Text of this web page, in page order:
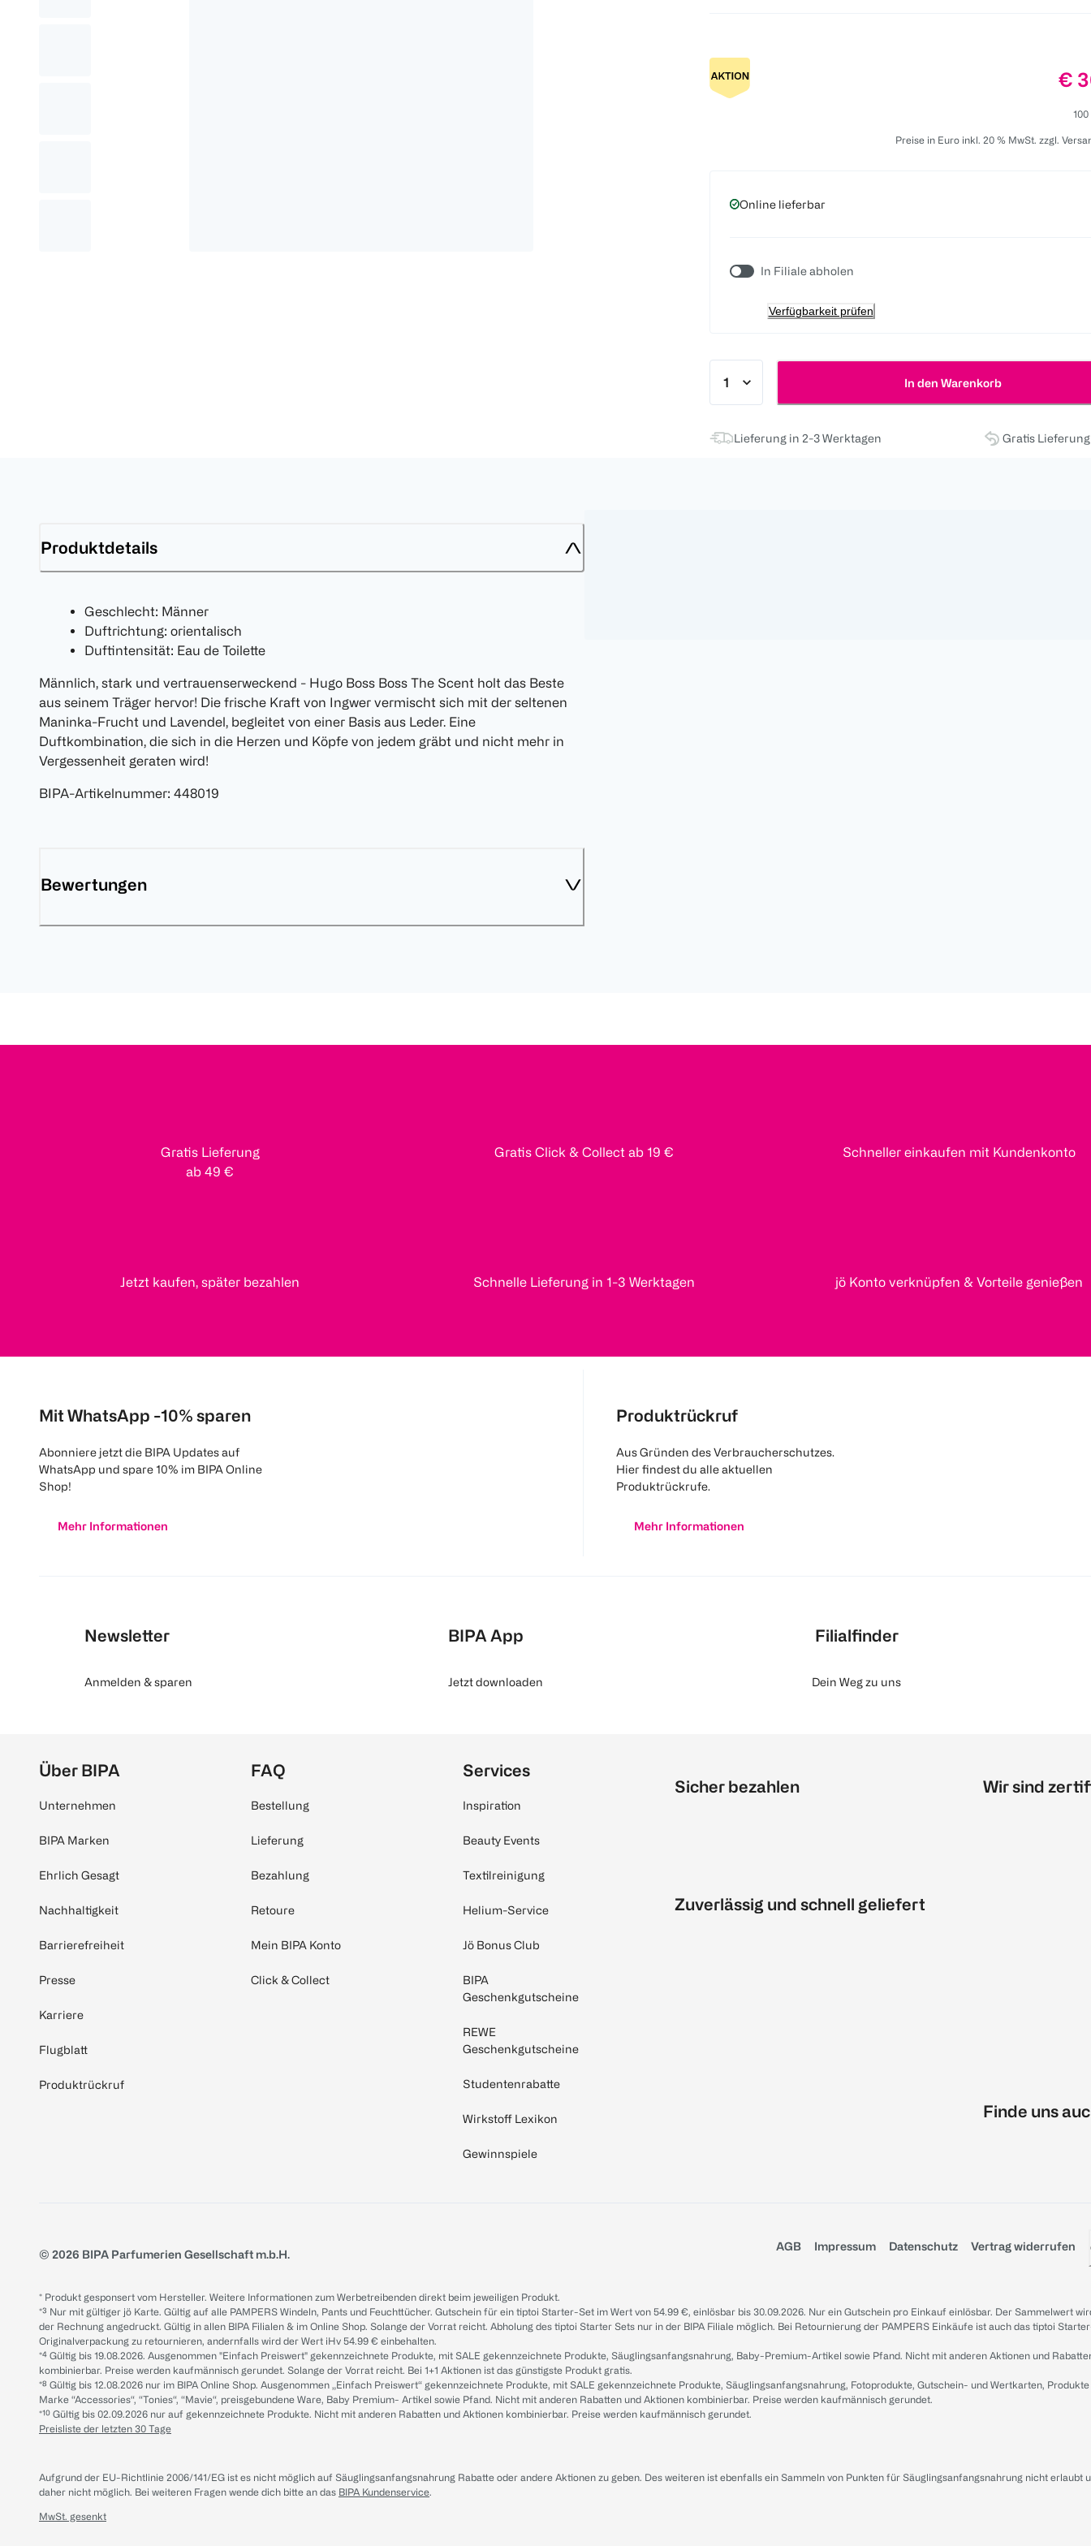
€
Preise in Euro inkl. 20 % MwSt. zzgl.
Online lieferbar
In Filiale abholen
Verfügbarkeit prüfen
In den Warenkorb
Lieferung in 2-3 Werktagen Gratis
Produktdetails
Geschlecht: Männer
Duftrichtung: orientalisch
Duftintensität: Eau de Toilette
Männlich, stark und vertrauenserweckend - Hugo Boss Boss The Scent holt das Beste
aus seinem Träger hervor! Die frische Kraft von Ingwer vermischt sich mit der seltenen
Maninka-Frucht und Lavendel, begleitet von einer Basis aus Leder. Eine
Duftkombination, die sich in die Herzen und Köpfe von jedem gräbt und nicht mehr in
Vergessenheit geraten wird!
BIPA-Artikelnummer: 448019
Bewertungen
Gratis Lieferung
ab 49 €
Gratis Click & Collect ab 19 € Schneller einkaufen mit Kundenkonto
Jetzt kaufen, später bezahlen Schnelle Lieferung in 1-3 Werktagen jö Konto verknüpfen & Vorteile genießen
Mit WhatsApp -10% sparen
Abonniere jetzt die BIPA Updates auf
WhatsApp und spare 10% im BIPA Online
Shop!
Mehr Informationen
Produktrückruf
Aus Gründen des Verbraucherschutzes.
Hier findest du alle aktuellen
Produktrückrufe.
Mehr Informationen
Newsletter
Anmelden & sparen
BIPA App
Jetzt downloaden
Filialfinder
Dein Weg zu uns
Über BIPA
Unternehmen
BIPA Marken
Ehrlich Gesagt
Nachhaltigkeit
Barrierefreiheit
Presse
Karriere
Flugblatt
Produktrückruf
FAQ
Bestellung
Lieferung
Bezahlung
Retoure
Mein BIPA Konto
Click & Collect
Services
Inspiration
Beauty Events
Textilreinigung
Helium-Service
Jö Bonus Club
BIPA
Geschenkgutscheine
REWE
Geschenkgutscheine
Studentenrabatte
Wirkstoff Lexikon
Gewinnspiele
Sicher bezahlen
Zuverlässig und schnell geliefert
Wir sind
Finde uns
© 2026 BIPA Parfumerien Gesellschaft m.b.H.
AGB Impressum Datenschutz Vertrag widerrufen
* Produkt gesponsert vom Hersteller. Weitere Informationen zum Werbetreibenden direkt beim jeweiligen Produkt.
*³ Nur mit gültiger jö Karte. Gültig auf alle PAMPERS Windeln, Pants und Feuchttücher. Gutschein für ein tiptoi Starter-Set im Wert von 54.99 €, einlösbar bis 30.09.2026. Nur ein Gutschein pro Einkauf einlösbar. Der Sammelwert
der Rechnung angedruckt. Gültig in allen BIPA Filialen & im Online Shop. Solange der Vorrat reicht. Abholung des tiptoi Starter Sets nur in der BIPA Filiale möglich. Bei Retournierung der PAMPERS Einkäufe ist auch das tiptoi
Originalverpackung zu retournieren, andernfalls wird der Wert iHv 54.99 € einbehalten.
*⁴ Gültig bis 19.08.2026. Ausgenommen "Einfach Preiswert" gekennzeichnete Produkte, mit SALE gekennzeichnete Produkte, Säuglingsanfangsnahrung, Baby-Premium-Artikel sowie Pfand. Nicht mit anderen Aktionen und
kombinierbar. Preise werden kaufmännisch gerundet. Solange der Vorrat reicht. Bei 1+1 Aktionen ist das günstigste Produkt gratis.
*⁸ Gültig bis 12.08.2026 nur im BIPA Online Shop. Ausgenommen „Einfach Preiswert“ gekennzeichnete Produkte, mit SALE gekennzeichnete Produkte, Säuglingsanfangsnahrung, Fotoprodukte, Gutschein- und Wertkarten,
Marke “Accessories“, “Tonies“, “Mavie“, preisgebundene Ware, Baby Premium- Artikel sowie Pfand. Nicht mit anderen Rabatten und Aktionen kombinierbar. Preise werden kaufmännisch gerundet.
*¹⁰ Gültig bis 02.09.2026 nur auf gekennzeichnete Produkte. Nicht mit anderen Rabatten und Aktionen kombinierbar. Preise werden kaufmännisch gerundet.
Preisliste der letzten 30 Tage
Aufgrund der EU-Richtlinie 2006/141/EG ist es nicht möglich auf Säuglingsanfangsnahrung Rabatte oder andere Aktionen zu geben. Des weiteren ist ebenfalls ein Sammeln von Punkten für Säuglingsanfangsnahrung nicht erlaubt
daher nicht möglich. Bei weiteren Fragen wende dich bitte an das BIPA Kundenservice.
MwSt. gesenkt